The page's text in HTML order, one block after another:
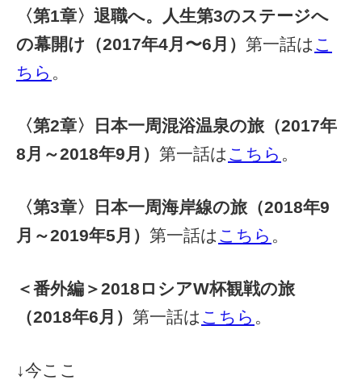
〈第1章〉退職へ。人生第3のステージへ
の幕開け（2017年4月〜6月） 第一話は こ
ちら 。
〈第2章〉日本一周混浴温泉の旅（2017年
8月～2018年9月） 第一話は こちら 。
〈第3章〉日本一周海岸線の旅（2018年9
月～2019年5月） 第一話は こちら 。
＜番外編＞2018ロシアW杯観戦の旅
（2018年6月） 第一話は こちら 。
↓今ここ